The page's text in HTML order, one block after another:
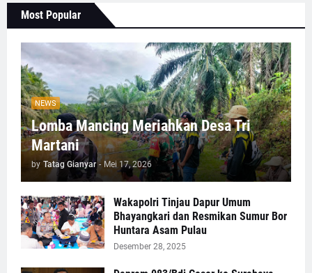
Most Popular
NEWS
Lomba Mancing Meriahkan Desa Tri
Martani
by Tatag Gianyar - Mei 17, 2026
Wakapolri Tinjau Dapur Umum
Bhayangkari dan Resmikan Sumur Bor
Huntara Asam Pulau
Desember 28, 2025